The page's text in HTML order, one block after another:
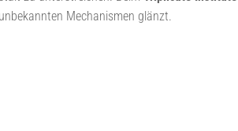
Mechanismen glänzt.